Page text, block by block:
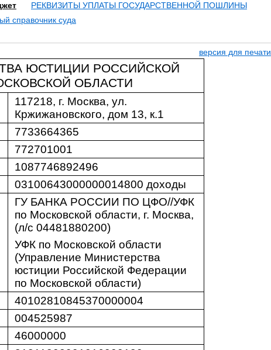
РЕКВИЗИТЫ УПЛАТЫ ГОСУДАРСТВЕННОЙ ПОШЛИНЫ
справочник суда
версия для печати
ЮСТИЦИИ РОССИЙСКОЙ
ОБЛАСТИ
117218, г. Москва, ул.
Кржижановского, дом 13, к.1
7733664365
772701001
1087746892496
03100643000000014800 доходы
ГУ БАНКА РОССИИ ПО ЦФО//УФК
по Московской области, г. Москва,
(л/с 04481880200)
УФК по Московской области
(Управление Министерства
юстиции Российской Федерации
по Московской области)
40102810845370000004
004525987
46000000